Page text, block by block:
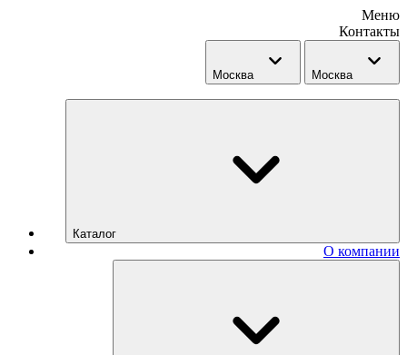
Меню
Контакты
Москва Москва
Каталог
О компании